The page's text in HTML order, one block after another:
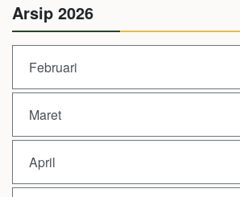
Arsip 2026
Februari
Maret
April